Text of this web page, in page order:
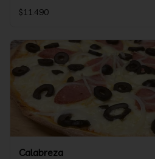
$11.490
Calabreza